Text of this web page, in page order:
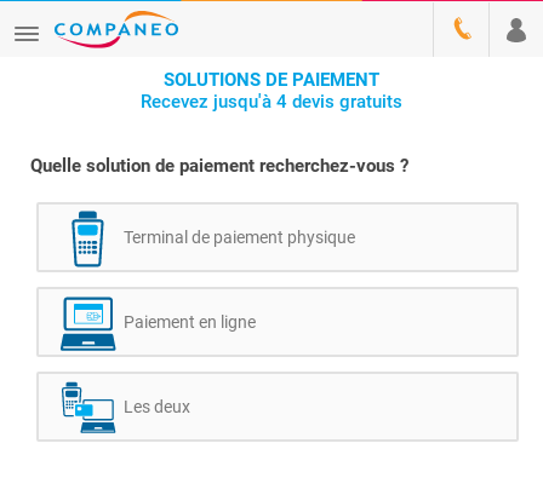
SOLUTIONS DE PAIEMENT
Recevez jusqu'à 4 devis gratuits
Quelle solution de paiement recherchez-vous ?
Terminal de paiement physique
Paiement en ligne
Les deux